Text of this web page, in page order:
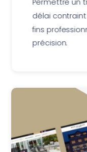
délai
fins
précision.